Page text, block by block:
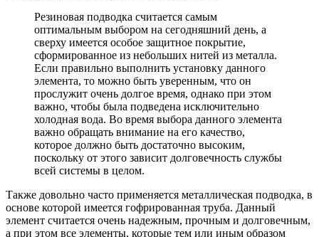
Резиновая подводка считается самым
оптимальным выбором на сегодняшний день, а
сверху имеется особое защитное покрытие,
сформированное из небольших нитей из металла.
Если правильно выполнить установку данного
элемента, то можно быть уверенным, что он
прослужит очень долгое время, однако при этом
важно, чтобы была подведена исключительно
холодная вода. Во время выбора данного элемента
важно обращать внимание на его качество,
которое должно быть достаточно высоким,
поскольку от этого зависит долговечность службы
всей системы в целом.
Также довольно часто применяется металлическая подводка, в
основе которой имеется гофрированная труба. Данный
элемент считается очень надежным, прочным и долговечным,
а при этом все элементы, которые тем или иным образом